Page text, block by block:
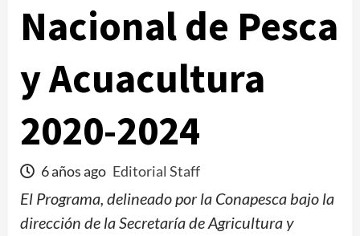
Nacional de Pesca
y Acuacultura
2020-2024
6 años ago Editorial Staff
El Programa, delineado por la Conapesca bajo la
dirección de la Secretaría de Agricultura y